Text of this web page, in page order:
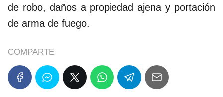
de robo, daños a propiedad ajena y portación
de arma de fuego.
COMPARTE